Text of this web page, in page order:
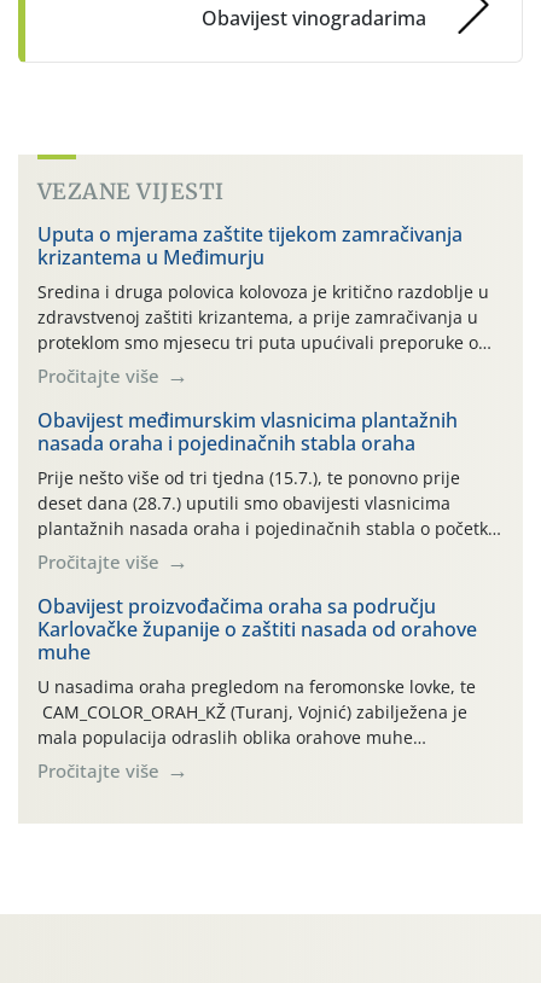
Obavijest vinogradarima
VEZANE VIJESTI
Uputa o mjerama zaštite tijekom zamračivanja
krizantema u Međimurju
Sredina i druga polovica kolovoza je kritično razdoblje u
zdravstvenoj zaštiti krizantema, a prije zamračivanja u
proteklom smo mjesecu tri puta upućivali preporuke o
preventivnim mjerama zaštite krizantema od najčešćih
uzročnika bolesti, štetnika i fito-fagnih grinja (23.7., 14.7.,
06.7.)! Na početku ovog mjeseca je zabilježeno je
povijesno i ekstremno vruće meteorološko razdoblje, uz
najviše temperature […]
Pročitajte više
Obavijest međimurskim vlasnicima plantažnih
nasada oraha i pojedinačnih stabla oraha
Prije nešto više od tri tjedna (15.7.), te ponovno prije
deset dana (28.7.) uputili smo obavijesti vlasnicima
plantažnih nasada oraha i pojedinačnih stabla o početku
leta i ovogodišnjoj potrebi usmjerenog suzbijanja
orahove muhe (Rhagoletis completa)! Već dvanaest dana
traje drugi ovogodišnji “toplinski udar”, koji naročito
izražen zadnja šest dana (31.7.-05.8.), jer najviše
temperature zraka svakodnevno […]
Pročitajte više
Obavijest proizvođačima oraha sa području
Karlovačke županije o zaštiti nasada od orahove
muhe
U nasadima oraha pregledom na feromonske lovke, te
CAM_COLOR_ORAH_KŽ (Turanj, Vojnić) zabilježena je
mala populacija odraslih oblika orahove muhe
(Rhagoletis completa). Niska brojnost može se objasniti
činjenicom da je riječ o mladim nasadima s vrlo malim
Pročitajte više